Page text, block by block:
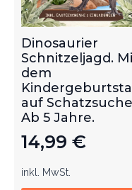
Dinosaurier
Schnitzeljagd.
dem
auf
Ab 5 Jahre.
14,99 €
inkl. MwSt.